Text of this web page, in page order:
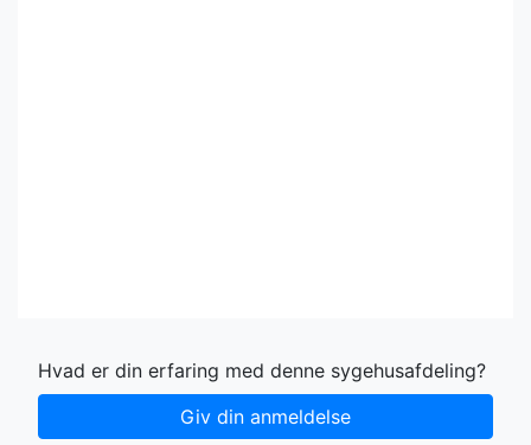
Hvad er din erfaring med denne sygehusafdeling?
Giv din anmeldelse